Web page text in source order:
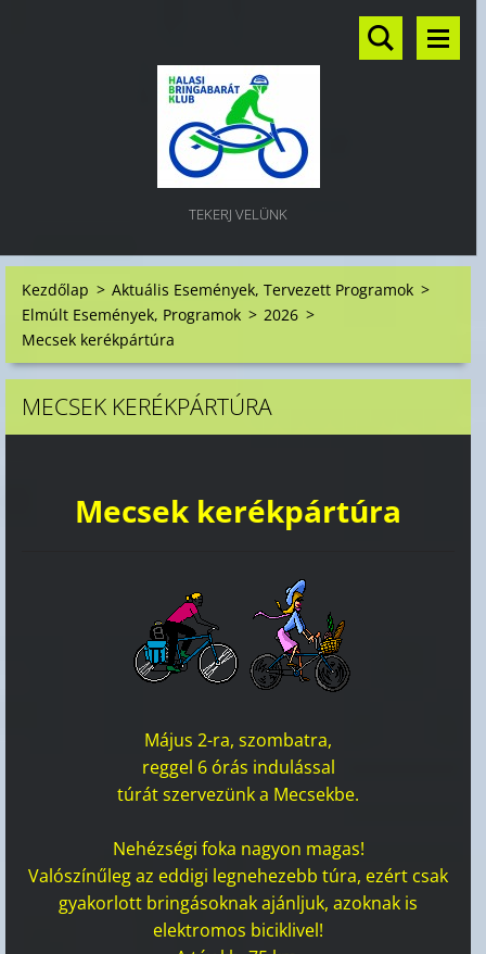
TEKERJ VELÜNK
Kezdőlap > Aktuális Események, Tervezett Programok >
Elmúlt Események, Programok > 2026 >
Mecsek kerékpártúra
MECSEK KERÉKPÁRTÚRA
Mecsek kerékpártúra
Május 2-ra, szombatra,
reggel 6 órás indulással
túrát szervezünk a Mecsekbe.
Nehézségi foka nagyon magas!
Valószínűleg az eddigi legnehezebb túra, ezért csak
gyakorlott bringásoknak ajánljuk, azoknak is
elektromos biciklivel!